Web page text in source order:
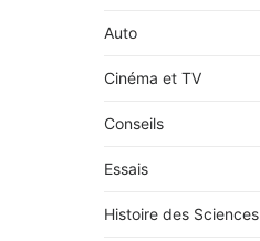
Auto
Cinéma et TV
Conseils
Essais
Histoire des Sciences